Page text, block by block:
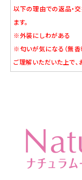
以下の理由での返品・
ます。
※外装にしわがある
※匂いが気になる（無香
ご理解いただいた上で、